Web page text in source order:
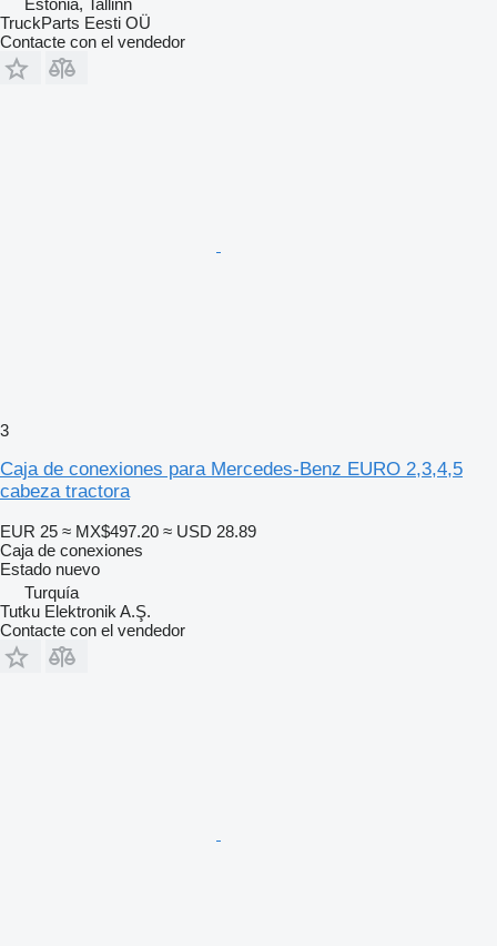
TruckParts Eesti OÜ
Contacte con el vendedor
3
Caja de conexiones para Mercedes-Benz EURO 2,3,4,5
cabeza tractora
EUR 25 ≈ MX$497.20 ≈ USD 28.89
Caja de conexiones
Estado nuevo
Turquía
Tutku Elektronik A.Ş.
Contacte con el vendedor